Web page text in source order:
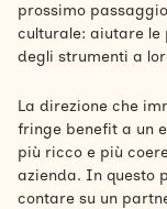
prossimo
culturale: aiutare le
degli strumenti a
La direzione che
fringe benefit a un
più ricco e più
azienda. In questo
contare su un